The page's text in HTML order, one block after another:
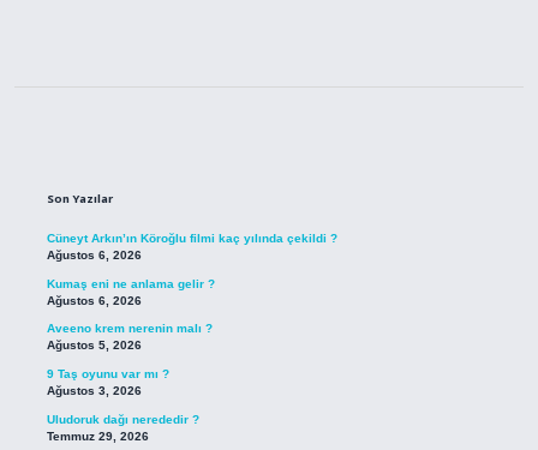
Son Yazılar
Cüneyt Arkın’ın Köroğlu filmi kaç yılında çekildi ?
Ağustos 6, 2026
Kumaş eni ne anlama gelir ?
Ağustos 6, 2026
Aveeno krem nerenin malı ?
Ağustos 5, 2026
9 Taş oyunu var mı ?
Ağustos 3, 2026
Uludoruk dağı nerededir ?
Temmuz 29, 2026